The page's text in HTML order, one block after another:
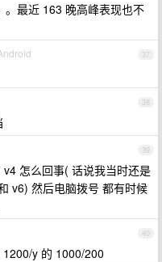
。最近 163 晚高峰表现也不
37
38
39
怎么回事( 话说我当时还是
v6) 然后电脑拨号 都有时候
40
y 的 1000/200